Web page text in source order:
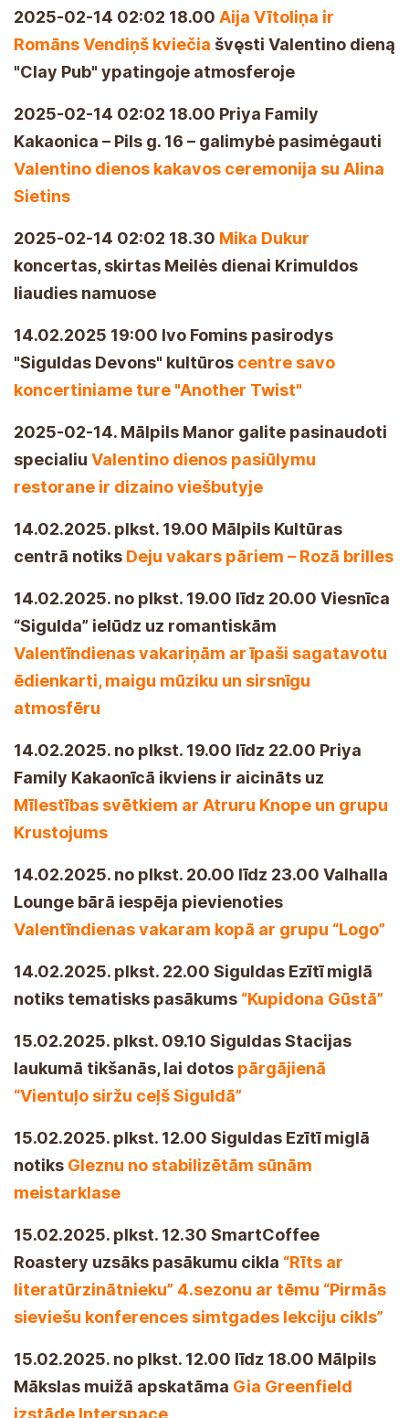
2025-02-14 02:02 18.00 Aija Vītoliņa ir
Romāns Vendiņš kviečia švęsti Valentino dieną
"Clay Pub" ypatingoje atmosferoje
2025-02-14 02:02 18.00 Priya Family
Kakaonica – Pils g. 16 – galimybė pasimėgauti
Valentino dienos kakavos ceremonija su Alina
Sietins
2025-02-14 02:02 18.30 Mika Dukur
koncertas, skirtas Meilės dienai Krimuldos
liaudies namuose
14.02.2025 19:00 Ivo Fomins pasirodys
"Siguldas Devons" kultūros centre savo
koncertiniame ture "Another Twist"
2025-02-14. Mālpils Manor galite pasinaudoti
specialiu Valentino dienos pasiūlymu
restorane ir dizaino viešbutyje
14.02.2025. plkst. 19.00 Mālpils Kultūras
centrā notiks Deju vakars pāriem – Rozā brilles
14.02.2025. no plkst. 19.00 līdz 20.00 Viesnīca
“Sigulda” ielūdz uz romantiskām
Valentīndienas vakariņām ar īpaši sagatavotu
ēdienkarti, maigu mūziku un sirsnīgu
atmosfēru
14.02.2025. no plkst. 19.00 līdz 22.00 Priya
Family Kakaonīcā ikviens ir aicināts uz
Mīlestības svētkiem ar Atruru Knope un grupu
Krustojums
14.02.2025. no plkst. 20.00 līdz 23.00 Valhalla
Lounge bārā iespēja pievienoties
Valentīndienas vakaram kopā ar grupu “Logo”
14.02.2025. plkst. 22.00 Siguldas Ezītī miglā
notiks tematisks pasākums “Kupidona Gūstā”
15.02.2025. plkst. 09.10 Siguldas Stacijas
laukumā tikšanās, lai dotos pārgājienā
“Vientuļo siržu ceļš Siguldā”
15.02.2025. plkst. 12.00 Siguldas Ezītī miglā
notiks Gleznu no stabilizētām sūnām
meistarklase
15.02.2025. plkst. 12.30 SmartCoffee
Roastery uzsāks pasākumu cikla “Rīts ar
literatūrzinātnieku” 4.sezonu ar tēmu “Pirmās
sieviešu konferences simtgades lekciju cikls”
15.02.2025. no plkst. 12.00 līdz 18.00 Mālpils
Mākslas muižā apskatāma Gia Greenfield
izstāde Interspace